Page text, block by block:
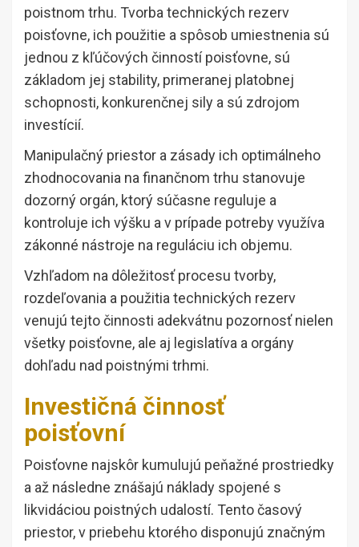
poistnom trhu. Tvorba technických rezerv
poisťovne, ich použitie a spôsob umiestnenia sú
jednou z kľúčových činností poisťovne, sú
základom jej stability, primeranej platobnej
schopnosti, konkurenčnej sily a sú zdrojom
investícií.
Manipulačný priestor a zásady ich optimálneho
zhodnocovania na finančnom trhu stanovuje
dozorný orgán, ktorý súčasne reguluje a
kontroluje ich výšku a v prípade potreby využíva
zákonné nástroje na reguláciu ich objemu.
Vzhľadom na dôležitosť procesu tvorby,
rozdeľovania a použitia technických rezerv
venujú tejto činnosti adekvátnu pozornosť nielen
všetky poisťovne, ale aj legislatíva a orgány
dohľadu nad poistnými trhmi.
Investičná činnosť
poisťovní
Poisťovne najskôr kumulujú peňažné prostriedky
a až následne znášajú náklady spojené s
likvidáciou poistných udalostí. Tento časový
priestor, v priebehu ktorého disponujú značným